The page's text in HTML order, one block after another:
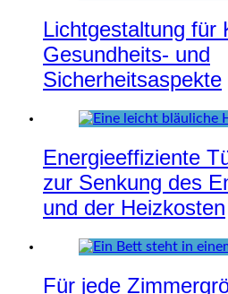
Lichtgestaltung für
Gesundheits- und
Sicherheitsaspekte
Energieeffiziente
zur Senkung des
und der Heizkosten
Für jede